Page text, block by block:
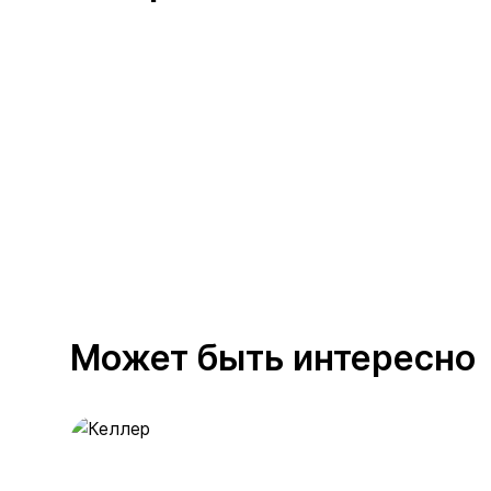
Может быть интересно